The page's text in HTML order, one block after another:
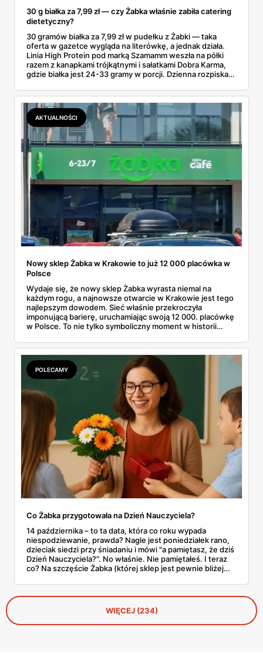
30 g białka za 7,99 zł — czy Żabka właśnie zabiła catering
dietetyczny?
30 gramów białka za 7,99 zł w pudełku z Żabki — taka
oferta w gazetce wygląda na literówkę, a jednak działa.
Linia High Protein pod marką Szamamm weszła na półki
razem z kanapkami trójkątnymi i sałatkami Dobra Karma,
gdzie białka jest 24-33 gramy w porcji. Dzienna rozpiska
catering dietetyczny zaczyna się od 60. Liczby same
proszą o porównanie — gotowce z rogu ulicy kontra
pudełko od kuriera.
AKTUALNOŚCI
Nowy sklep Żabka w Krakowie to już 12 000 placówka w
Polsce
Wydaje się, że nowy sklep Żabka wyrasta niemal na
każdym rogu, a najnowsze otwarcie w Krakowie jest tego
najlepszym dowodem. Sieć właśnie przekroczyła
imponującą barierę, uruchamiając swoją 12 000. placówkę
w Polsce. To nie tylko symboliczny moment w historii
franczyzobiorców – Żabka przyspiesza i planuje otwierać
ponad tysiąc sklepów rocznie. Co to oznacza w praktyce
dla nas wszystkich?
POLECAMY
Co Żabka przygotowała na Dzień Nauczyciela?
14 października – to ta data, która co roku wypada
niespodziewanie, prawda? Nagle jest poniedziałek rano,
dzieciak siedzi przy śniadaniu i mówi "a pamiętasz, że dziś
Dzień Nauczyciela?". No właśnie. Nie pamiętałeś. I teraz
co? Na szczęście Żabka (której sklep jest pewnie bliżej
ofertę na tę okazję. Od Kit Kata za 7,50 zł po Ferrero za 33
złote. Sprawdzamy, co warto rzucić do koszyka, zanim
dotrze do ciebie, że znowu zapomniałeś o ważnym dniu.
WIĘCEJ (234)